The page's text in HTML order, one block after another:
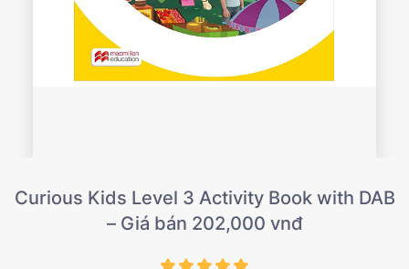
Curious Kids Level 3 Activity Book with DAB
– Giá bán 202,000 vnđ